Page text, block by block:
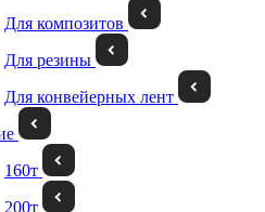
Для композитов
Для резины
Для конвейерных лент
160т
200т